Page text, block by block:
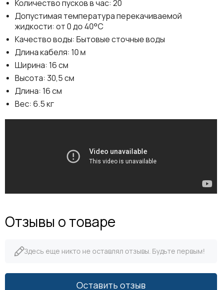
Количество пусков в час: 20
Допустимая температура перекачиваемой
жидкости: от 0 до 40°C
Качество воды: Бытовые сточные воды
Длина кабеля: 10 м
Ширина: 16 см
Высота: 30,5 см
Длина: 16 см
Вес: 6.5 кг
Отзывы о товаре
Здесь еще никто не оставлял отзывы. Будьте первым!
Оставить отзыв